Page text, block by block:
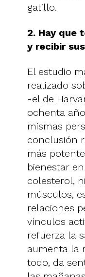
gatillo.
2. Hay que
y recibir
El estudio
realizado
-el de
ochenta
mismas
conclusión
más
bienestar
colesterol,
músculos,
relaciones
vínculos
refuerza la
aumenta la
todo, da